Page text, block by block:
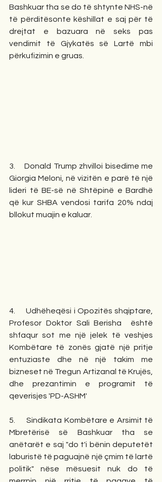
Bashkuar tha se do të shtynte NHS-në
të përditësonte këshillat e saj për të
drejtat e bazuara në seks pas
vendimit të Gjykatës së Lartë mbi
përkufizimin e gruas.
3.    Donald Trump zhvilloi bisedime me
Giorgia Meloni, në vizitën e parë të një
lideri të BE-së në Shtëpinë e Bardhë
që kur SHBA vendosi tarifa 20% ndaj
bllokut muajin e kaluar.
4.     Udhëheqësi i Opozitës shqiptare,
Profesor Doktor Sali Berisha  është
shfaqur sot me një jelek të veshjes
Kombëtare të zonës gjatë një pritje
entuziaste dhe në një takim me
bizneset në Tregun Artizanal të Krujës,
dhe prezantimin e programit të
qeverisjes 'PD-ASHM'
5.     Sindikata Kombëtare e Arsimit të
Mbretërisë së Bashkuar tha se
anëtarët e saj "do t'i bënin deputetët
laburistë të paguajnë një çmim të lartë
politik" nëse mësuesit nuk do të